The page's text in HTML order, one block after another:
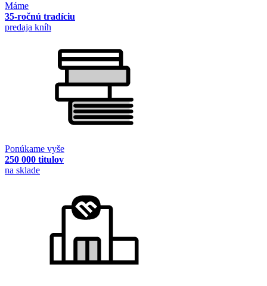
Máme
35-ročnú tradíciu
predaja kníh
Ponúkame vyše
250 000 titulov
na sklade